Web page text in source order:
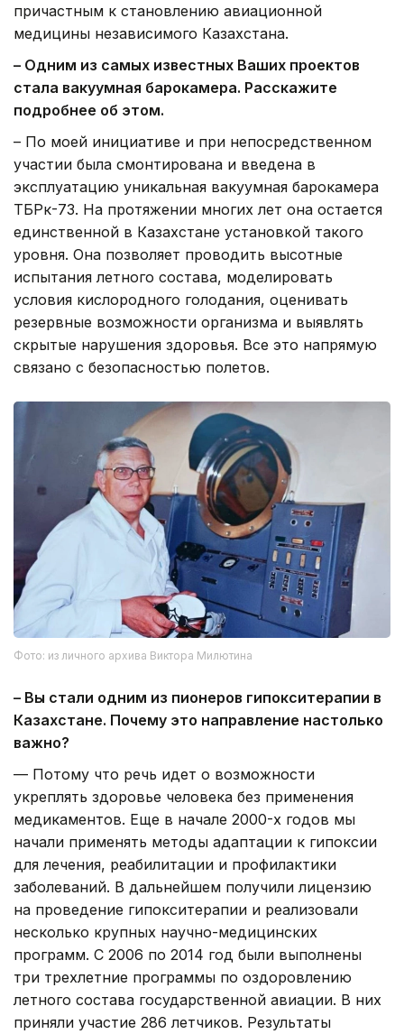
причастным к становлению авиационной
медицины независимого Казахстана.
– Одним из самых известных Ваших проектов
стала вакуумная барокамера. Расскажите
подробнее об этом.
– По моей инициативе и при непосредственном
участии была смонтирована и введена в
эксплуатацию уникальная вакуумная барокамера
ТБРк-73. На протяжении многих лет она остается
единственной в Казахстане установкой такого
уровня. Она позволяет проводить высотные
испытания летного состава, моделировать
условия кислородного голодания, оценивать
резервные возможности организма и выявлять
скрытые нарушения здоровья. Все это напрямую
связано с безопасностью полетов.
Фото: из личного архива Виктора Милютина
– Вы стали одним из пионеров гипокситерапии в
Казахстане. Почему это направление настолько
важно?
— Потому что речь идет о возможности
укреплять здоровье человека без применения
медикаментов. Еще в начале 2000-х годов мы
начали применять методы адаптации к гипоксии
для лечения, реабилитации и профилактики
заболеваний. В дальнейшем получили лицензию
на проведение гипокситерапии и реализовали
несколько крупных научно-медицинских
программ. С 2006 по 2014 год были выполнены
три трехлетние программы по оздоровлению
летного состава государственной авиации. В них
приняли участие 286 летчиков. Результаты